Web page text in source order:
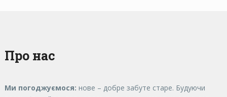
Про нас
Ми погоджуємося: нове – добре забуте старе. Будуючи